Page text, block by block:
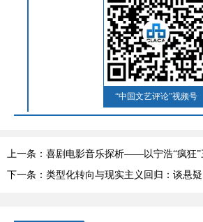
“中国文艺评论”视频号
上一条：喜剧电影音乐探析——以宁浩“疯狂”
下一条：类型化转向与现实主义回归：谈悬